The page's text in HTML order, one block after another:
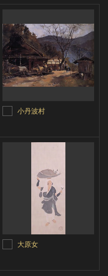
小丹波村
大原女